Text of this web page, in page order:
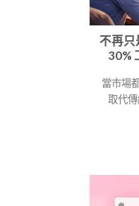
不再只
30%
當市場
取代